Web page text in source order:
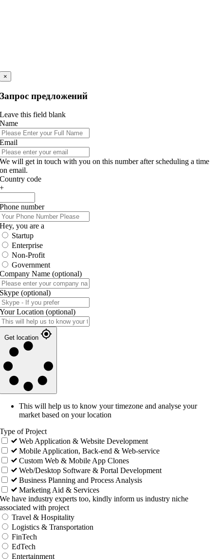
×
Запрос предложений
Leave this field blank
Name
Email
We will get in touch with you on this number after scheduling a time
on email.
Country code
+
Phone number
Hey, you are a
Startup
Enterprise
Non-Profit
Government
Company Name (optional)
Skype (optional)
Your Location (optional)
Get location
This will help us to know your timezone and analyse your
market based on your location
Type of Project
Web Application & Website Development
Mobile Application, Back-end & Web-service
Custom Web & Mobile App Clones
Web/Desktop Software & Portal Development
Business Planning and Process Analysis
Marketing Aid & Services
We have industry experts too, kindly inform us industry niche
associated with project
Travel & Hospitality
Logistics & Transportation
FinTech
EdTech
Entertainment